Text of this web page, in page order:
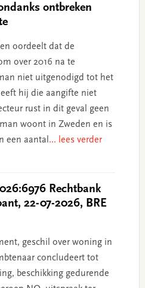
ontbreken
oordeelt dat de
over 2016 na te
niet uitgenodigd tot het
hij die aangifte niet
rust in dit geval geen
woont in Zweden en is
een aantal ... lees verder
Rechtbank
22-07-2026, BRE
geschil over woning in
concludeert tot
beschikking gedurende